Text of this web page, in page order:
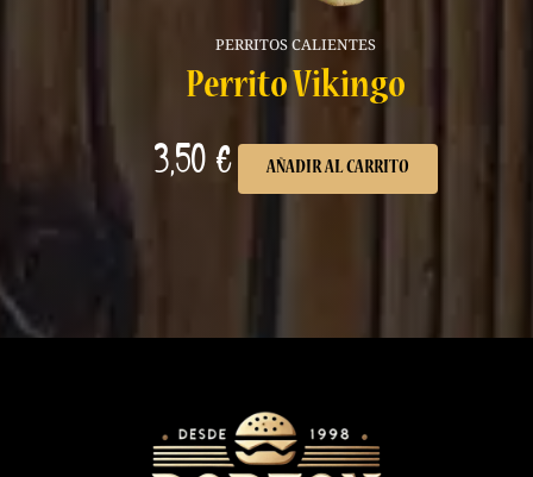
PERRITOS CALIENTES
Perrito Vikingo
3,50 € AÑADIR AL CARRITO